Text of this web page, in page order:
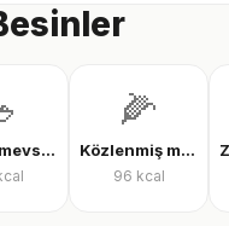
Yağsız mevsim salatası
🌽
Közlenmiş mısır
96 kcal